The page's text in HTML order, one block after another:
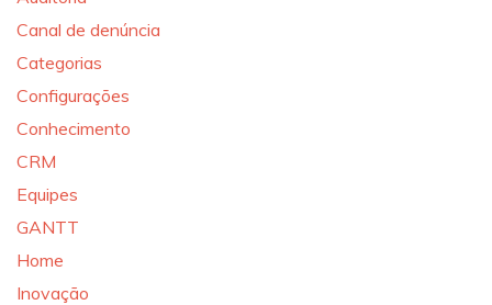
Canal de denúncia
Categorias
Configurações
Conhecimento
CRM
Equipes
GANTT
Home
Inovação